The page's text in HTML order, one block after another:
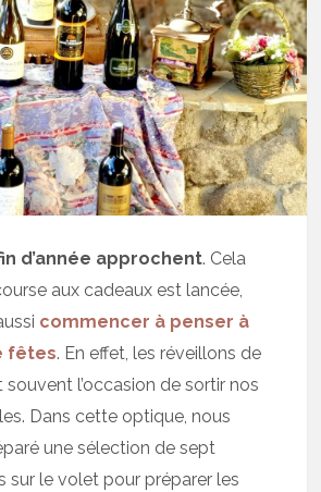
d’année approchent. Cela
aux cadeaux est lancée,
commencer à penser à
fêtes. En effet, les réveillons de
l’occasion de sortir nos
Dans cette optique, nous
une sélection de sept
sur le volet pour préparer les